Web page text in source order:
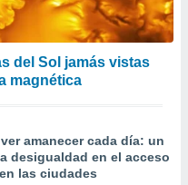
del Sol jamás vistas
magnética
amanecer cada día: un
desigualdad en el acceso
las ciudades